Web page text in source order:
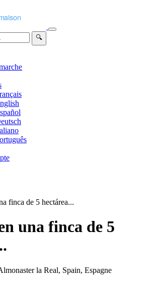
🔍
finca de 5 hectárea...
una finca de 5
la Real, Spain, Espagne